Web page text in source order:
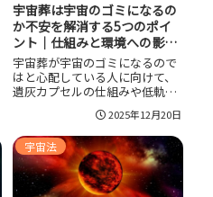
宇宙葬は宇宙のゴミになるの
か不安を解消する5つのポイ
ント｜仕組みと環境への影響
を正しく理解して選ぶ！
宇宙葬が宇宙のゴミになるので
はと心配している人に向けて、
遺灰カプセルの仕組みや低軌道
の使い方、大気圏再突入で燃え
尽きる設計など環境配慮のポイ
ントをやさしく整理し、ロケッ
ト打ち上げの影響や他の自然葬
との違い、サービス選びで確認
しておきたいデブリ対策や保証
内容、家族との価値観のすり合
2025年12月20日
宇宙法